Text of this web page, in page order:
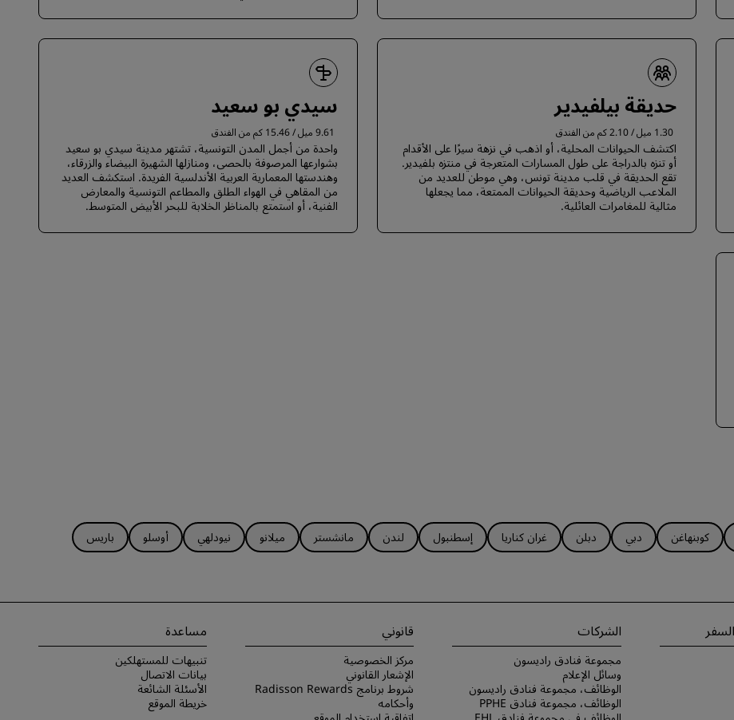
حديقة بيلفيدير
1.30 ميل / 2.10 كم من الفندق
اكتشف الحيوانات المحلية، أو اذهب في نزهة سيرًا على الأقدام
أو تنزه بالدراجة على طول المسارات المتعرجة في منتزه بلفيدير.
تقع الحديقة في قلب مدينة تونس، وهي موطن للعديد من
الملاعب الرياضية وحديقة الحيوانات الممتعة، مما يجعلها
مثالية للمغامرات العائلية.
سيدي بو سعيد
9.61 ميل / 15.46 كم من الفندق
واحدة من أجمل المدن التونسية، تشتهر مدينة سيدي بو سعيد
بشوارعها المرصوفة بالحصى، ومنازلها الشهيرة البيضاء والزرقاء،
وهندستها المعمارية العربية الأندلسية الفريدة. استكشف العديد
من المقاهي في الهواء الطلق والمطاعم التونسية والمعارض
الفنية، أو استمتع بالمناظر الخلابة للبحر الأبيض المتوسط.
كوبنهاغن دبي دبلن غران كناريا إسطنبول لندن مانشستر ميلانو نيودلهي أوسلو
باريس
الشركات
مجموعة فنادق راديسون
وسائل الإعلام
الوظائف، مجموعة فنادق راديسون
الوظائف، مجموعة فنادق PPHE
قانوني
مركز الخصوصية
الإشعار القانوني
شروط برنامج Radisson Rewards
وأحكامه
مساعدة
تنبيهات للمستهلكين
بيانات الاتصال
الأسئلة الشائعة
خريطة الموقع